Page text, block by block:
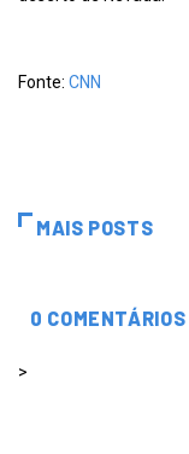
Fonte: CNN
MAIS POSTS
0 COMENTÁRIOS
>